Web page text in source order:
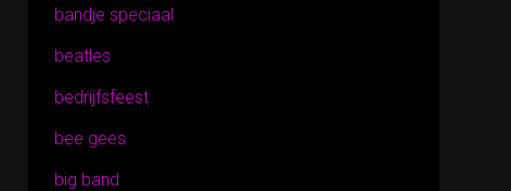
bandje speciaal
beatles
bedrijfsfeest
bee gees
big band